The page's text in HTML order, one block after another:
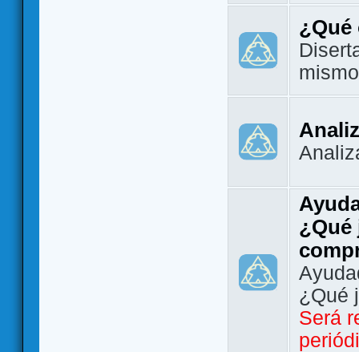
¿Qué
¿Qué
¿Qué
Será